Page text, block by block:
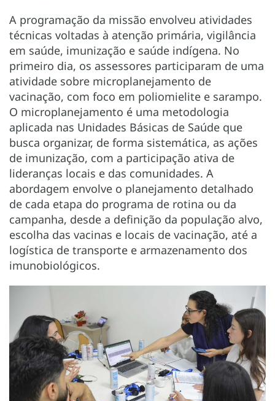
A programação da missão envolveu atividades
técnicas voltadas à atenção primária, vigilância
em saúde, imunização e saúde indígena. No
primeiro dia, os assessores participaram de uma
atividade sobre microplanejamento de
vacinação, com foco em poliomielite e sarampo.
O microplanejamento é uma metodologia
aplicada nas Unidades Básicas de Saúde que
busca organizar, de forma sistemática, as ações
de imunização, com a participação ativa de
lideranças locais e das comunidades. A
abordagem envolve o planejamento detalhado
de cada etapa do programa de rotina ou da
campanha, desde a definição da população alvo,
escolha das vacinas e locais de vacinação, até a
logística de transporte e armazenamento dos
imunobiológicos.